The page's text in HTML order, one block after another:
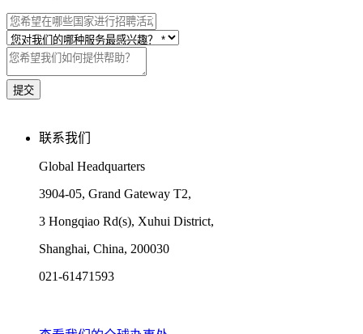
联系我们
Global Headquarters
3904-05, Grand Gateway T2,
3 Hongqiao Rd(s), Xuhui District,
Shanghai, China, 200030
021-61471593